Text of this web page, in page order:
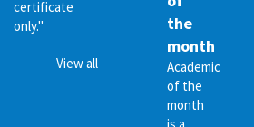
certificate
only."
View all
the
month
Academic
of the
month
is a